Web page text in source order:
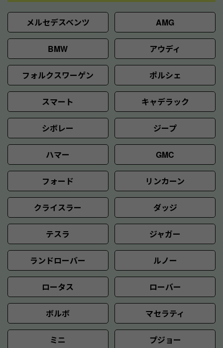
メルセデスベンツ AMG
BMW アウディ
フォルクスワーゲン ポルシェ
スマート キャデラック
シボレー ジープ
ハマー GMC
フォード リンカーン
クライスラー ダッジ
テスラ ジャガー
ランドローバー ルノー
ロータス ローバー
ボルボ マセラティ
ミニ プジョー